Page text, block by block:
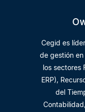
Cegid es
de gestión
los sectores
ERP),
del